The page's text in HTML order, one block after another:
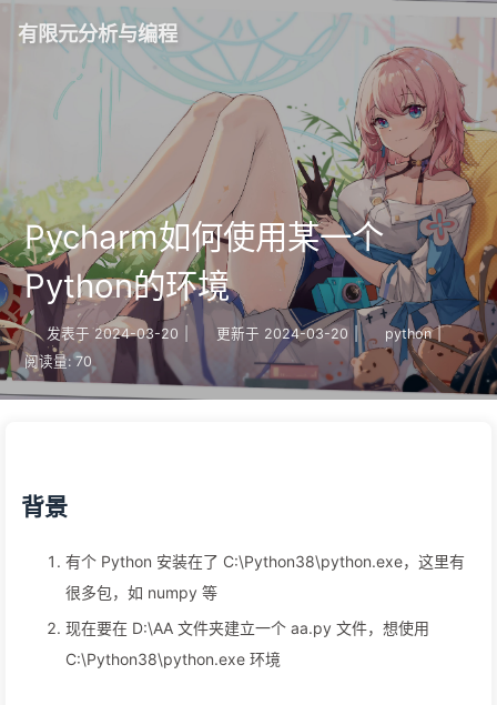
有限元分析与编程
Pycharm如何使用某一个
Python的环境
发表于 2024-03-20 更新于 2024-03-20 | python |
阅读量: 70
背景
有个 Python 安装在了 C:\Python38\python.exe，这里有
很多包，如 numpy 等
现在要在 D:\AA 文件夹建立一个 aa.py 文件，想使用
C:\Python38\python.exe 环境